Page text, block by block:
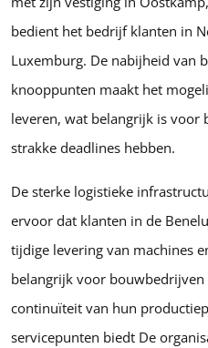
bedient het bedrijf klanten in
Luxemburg. De nabijheid van
knooppunten maakt het
leveren, wat belangrijk is voor
strakke deadlines hebben.
De sterke logistieke
ervoor dat klanten in de
tijdige levering van machines
belangrijk voor
continuïteit van hun
servicepunten biedt De